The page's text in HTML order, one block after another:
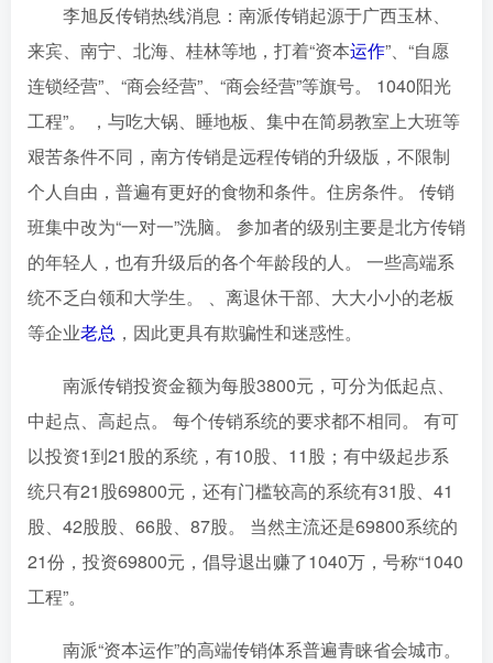
李旭反传销热线消息：南派传销起源于广西玉林、
来宾、南宁、北海、桂林等地，打着“资本运作”、“自愿
连锁经营”、“商会经营”、“商会经营”等旗号。 1040阳光
工程”。 ，与吃大锅、睡地板、集中在简易教室上大班等
艰苦条件不同，南方传销是远程传销的升级版，不限制
个人自由，普遍有更好的食物和条件。住房条件。 传销
班集中改为“一对一”洗脑。 参加者的级别主要是北方传销
的年轻人，也有升级后的各个年龄段的人。 一些高端系
统不乏白领和大学生。 、离退休干部、大大小小的老板
等企业老总 ，因此更具有欺骗性和迷惑性。
南派传销投资金额为每股3800元，可分为低起点、
中起点、高起点。 每个传销系统的要求都不相同。 有可
以投资1到21股的系统，有10股、11股；有中级起步系
统只有21股69800元，还有门槛较高的系统有31股、41
股、42股股、66股、87股。 当然主流还是69800系统的
21份，投资69800元，倡导退出赚了1040万，号称“1040
工程”。
南派“资本运作”的高端传销体系普遍青睐省会城市。